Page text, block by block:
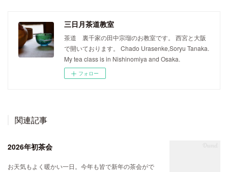
三日月茶道教室
茶道 裏千家の田中宗瑠のお教室です。 西宮と大阪
で開いております。 Chado Urasenke,Soryu Tanaka.
My tea class is in Nishinomiya and Osaka.
フォロー
関連記事
2026年初茶会
お天気もよく暖かい一日。今年も皆で新年の茶会がで